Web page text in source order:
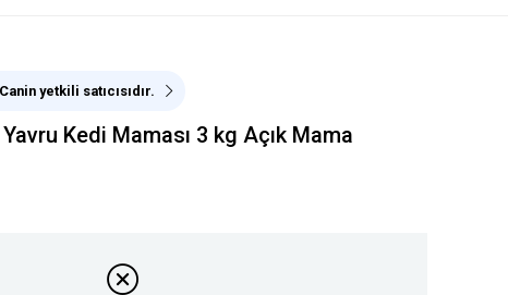
yetkili satıcısıdır.
Kedi Maması 3 kg Açık Mama